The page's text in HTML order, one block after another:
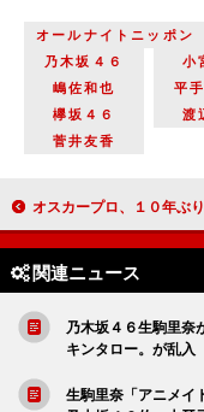
オールナイトニッポン
乃木坂４６
小
嶋佐和也
平
欅坂４６
渡
菅井友香
オスカープロ、１０年ぶり「女優宣言」開催 ゲストの米倉涼子「あ、私まで緊張
関連ニュース
乃木坂４６生駒里
キンタロー。が乱入
生駒里奈「アニメ